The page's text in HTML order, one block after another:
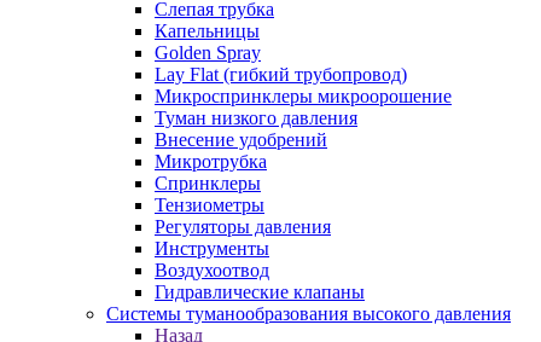
Слепая трубка
Капельницы
Golden Spray
Lay Flat (гибкий трубопровод)
Микроспринклеры микроорошение
Туман низкого давления
Внесение удобрений
Микротрубка
Спринклеры
Тензиометры
Регуляторы давления
Инструменты
Воздухоотвод
Гидравлические клапаны
Системы туманообразования высокого давления
Назад